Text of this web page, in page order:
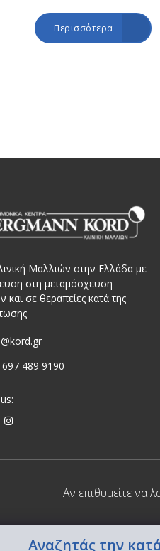
Περισσότερα
Μαλλιών στην Ελλάδα με
στη μεταμόσχευση
και σε θεραπείες κατά της
489 9190
Αν επιθυμείτε να
Αναζητάς την